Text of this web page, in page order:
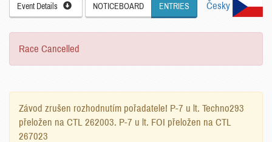
Event Details NOTICEBOARD ENTRIES Česky
Race Cancelled
Závod zrušen rozhodnutím pořadatele! P-7 u lt. Techno293
přeložen na CTL 262003. P-7 u lt. FOI přeložen na CTL
267023